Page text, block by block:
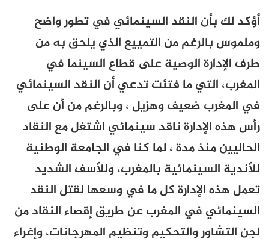
أؤكد لك بأن النقد السينمائي في تطور واضح
وملموس بالرغم من التمييع الذي يلحق به من
طرف الإدارة الوصية على قطاع السينما في
المغرب، التي ما فتئت تدعي أن النقد السينمائي
في المغرب ضعيف وهزيل ، وبالرغم من أن على
رأس هذه الإدارة ناقد سينمائي اشتغل مع النقاد
الحاليين منذ مدة ، لما كنا في الجامعة الوطنية
للأندية السينمائية بالمغرب، وللأسف الشديد
تعمل هذه الإدارة كل ما في وسعها لقتل النقد
السينمائي في المغرب عن طريق إقصاء النقاد من
لجن التشاور والتحكيم وتنظيم المهرجانات، وإغراء